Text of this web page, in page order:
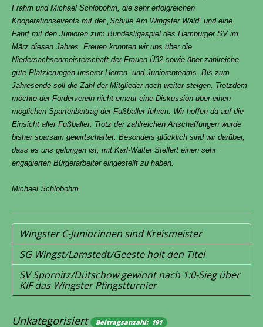
Frahm und Michael Schlobohm, die sehr erfolgreichen
Kooperationsevents mit der „Schule Am Wingster Wald“ und eine
Fahrt mit den Junioren zum Bundesligaspiel des Hamburger SV im
März diesen Jahres. Freuen konnten wir uns über die
Niedersachsenmeisterschaft der Frauen Ü32 sowie über zahlreiche
gute Platzierungen unserer Herren- und Juniorenteams. Bis zum
Jahresende soll die Zahl der Mitglieder noch weiter steigen. Trotzdem
möchte der Förderverein nicht erneut eine Diskussion über einen
möglichen Spartenbeitrag der Fußballer führen. Wir hoffen da auf die
Einsicht aller Fußballer. Trotz der zahlreichen Anschaffungen wurde
bisher sparsam gewirtschaftet. Besonders glücklich sind wir darüber,
dass es uns gelungen ist, mit Karl-Walter Stellert einen sehr
engagierten Bürgerarbeiter eingestellt zu haben.
Michael Schlobohm
Wingster C-Juniorinnen sind Kreismeister
SG Wingst/Lamstedt/Geeste holt den Titel
SV Spornitz/Dütschow gewinnt nach 1:0-Sieg über
KIF das Wingster Pfingstturnier
Unkategorisiert Beitragsanzahl: 191